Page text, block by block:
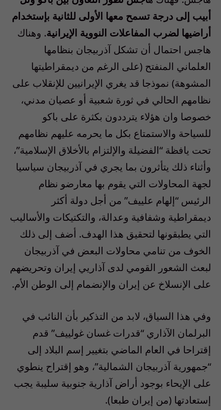
أبيب إلى درجة تسمح معها الأولى للثانية بإستخدام
أراضيها لضرب المفاعلات النووية الإيرانية. وهناك
هاجس احتمال أن تشكل آذربيجان بنظامها
العلماني المنفتح (على الرغم من ديمقراطيتها
المشوهة) نموذجا قد يغري الإيرانيين للإنقلاب على
نظامهم الحالي في ثورة شعبية أو عصيان مدني،
خصوصا وان هؤلاء يترددون بكثرة على باكو
للسياحة والاستمتاع بكل ما يحرمه عليهم نظامهم
تحت يافظة “الفضيلة والإلتزام بالأخلاق الإسلامية”،
وأثناء ذلك يتأثرون بما يجري في آذربيجان سياسيا
لجهة المحاولات التي يقوم بها معارضو نظام
الرئيس “إلهام علييف” من أجل دولة أكثر
ديمقراطية وشفافية وعدالة، والتكتيكات والأساليب
التي يطبقونها لتحقيق هذا الهدف. أضف إلى ذلك
الخوف من تنامي محاولات البعض في آذربيجان
لبعث الشعور القومي لدى آذاريي إيران وتحريضهم
على الإنسلاخ عن إيران والإنضمام إلى الوطن الأم.
وفي هذا السياق، لابد من التذكير بأن النائب في
البرلمان الآذاري “قدرات غسان غولييف” قدم
إقتراحا في العام الماضي بتغيير إسم البلاد إلى
“جمهورية آذربيجان الشمالية”، وهو إقتراح ينطوي
على الإيحاء بوجود أراض آذارية جنوبية سليبة يجب
إستعادتها (من إيران طبعا).